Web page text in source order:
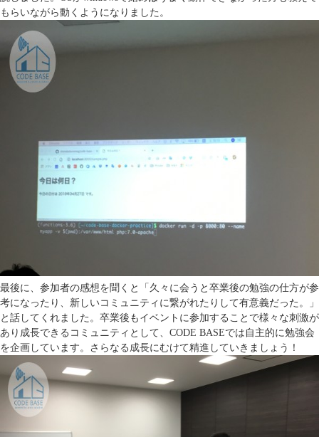
もらいながら動くようになりました。
最後に、参加者の感想を聞くと「久々に会うと卒業後の勉強の仕方が参
考になったり、新しいコミュニティに繋がれたりして有意義だった。」
と話してくれました。卒業後もイベントに参加することで様々な刺激が
あり成長できるコミュニティとして、CODE BASEでは自主的に勉強会
を企画しています。さらなる成長にむけて精進していきましょう！